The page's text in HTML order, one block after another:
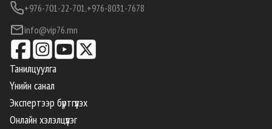
+976-701-22-701,+976-8031-7678
info@vip76.mn
Танилцуулга
Үнийн санал
Экспертээр бүртгүүлэх
Онлайн хэлэлцүүлэг